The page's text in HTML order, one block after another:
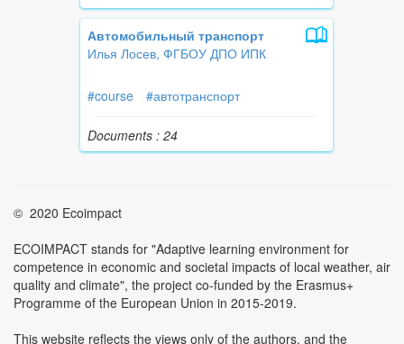
Автомобильный транспорт
Илья Лосев, ФГБОУ ДПО ИПК
#course #автотранспорт
Documents : 24
© 2020 Ecoimpact
ECOIMPACT stands for "Adaptive learning environment for
competence in economic and societal impacts of local weather, air
quality and climate", the project co-funded by the Erasmus+
Programme of the European Union in 2015-2019.
This website reflects the views only of the authors, and the